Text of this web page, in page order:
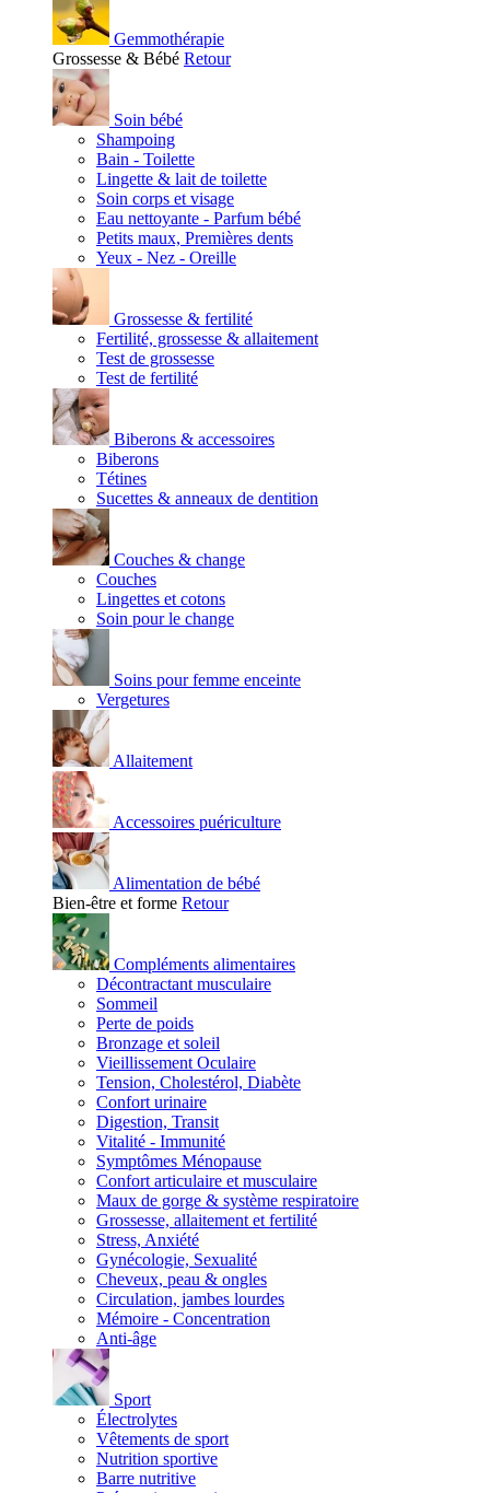
Gemmothérapie
Grossesse & Bébé Retour
Soin bébé
Shampoing
Bain - Toilette
Lingette & lait de toilette
Soin corps et visage
Eau nettoyante - Parfum bébé
Petits maux, Premières dents
Yeux - Nez - Oreille
Grossesse & fertilité
Fertilité, grossesse & allaitement
Test de grossesse
Test de fertilité
Biberons & accessoires
Biberons
Tétines
Sucettes & anneaux de dentition
Couches & change
Couches
Lingettes et cotons
Soin pour le change
Soins pour femme enceinte
Vergetures
Allaitement
Accessoires puériculture
Alimentation de bébé
Bien-être et forme Retour
Compléments alimentaires
Décontractant musculaire
Sommeil
Perte de poids
Bronzage et soleil
Vieillissement Oculaire
Tension, Cholestérol, Diabète
Confort urinaire
Digestion, Transit
Vitalité - Immunité
Symptômes Ménopause
Confort articulaire et musculaire
Maux de gorge & système respiratoire
Grossesse, allaitement et fertilité
Stress, Anxiété
Gynécologie, Sexualité
Cheveux, peau & ongles
Circulation, jambes lourdes
Mémoire - Concentration
Anti-âge
Sport
Électrolytes
Vêtements de sport
Nutrition sportive
Barre nutritive